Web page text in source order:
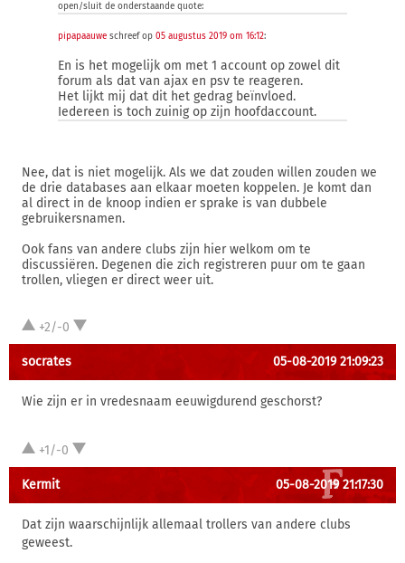
open/sluit de onderstaande quote:
pipapaauwe schreef op 05 augustus 2019 om 16:12:
En is het mogelijk om met 1 account op zowel dit
forum als dat van ajax en psv te reageren.
Het lijkt mij dat dit het gedrag beïnvloed.
Iedereen is toch zuinig op zijn hoofdaccount.
Nee, dat is niet mogelijk. Als we dat zouden willen zouden we
de drie databases aan elkaar moeten koppelen. Je komt dan
al direct in de knoop indien er sprake is van dubbele
gebruikersnamen.
Ook fans van andere clubs zijn hier welkom om te
discussiëren. Degenen die zich registreren puur om te gaan
trollen, vliegen er direct weer uit.
+2/-0
socrates 05-08-2019 21:09:23
Wie zijn er in vredesnaam eeuwigdurend geschorst?
+1/-0
Kermit 05-08-2019 21:17:30
Dat zijn waarschijnlijk allemaal trollers van andere clubs
geweest.